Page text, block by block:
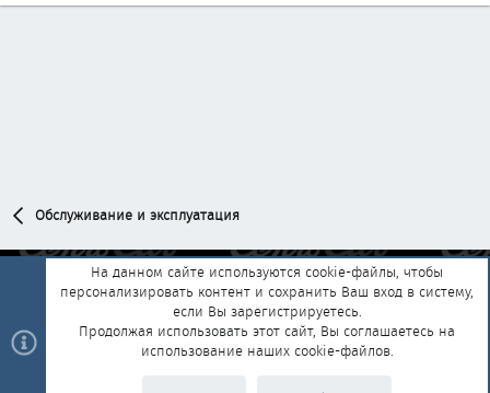
Обслуживание и эксплуатация
Обратная связь
Условия и правила
Политика конфиденциальности
Помощь Главная
R
На данном сайте используются cookie-файлы, чтобы
персонализировать контент и сохранить Ваш вход в систему,
если Вы зарегистрируетесь.
Продолжая использовать этот сайт, Вы соглашаетесь на
использование наших cookie-файлов.